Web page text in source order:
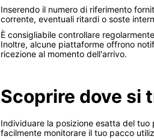
Inserendo il numero di riferimento
corrente, eventuali ritardi o soste
È consigliabile controllare
Inoltre, alcune piattaforme offrono
ricezione al momento dell'arrivo.
Scoprire dove si
Individuare la posizione esatta del
facilmente monitorare il tuo pacco